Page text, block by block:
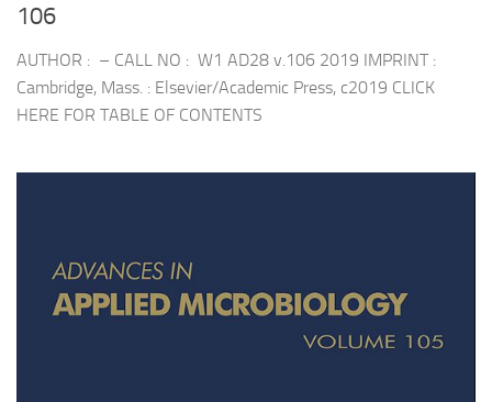
106
AUTHOR : – CALL NO : W1 AD28 v.106 2019 IMPRINT :
Cambridge, Mass. : Elsevier/Academic Press, c2019 CLICK
HERE FOR TABLE OF CONTENTS